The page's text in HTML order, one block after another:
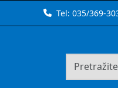
Tel:035/369-